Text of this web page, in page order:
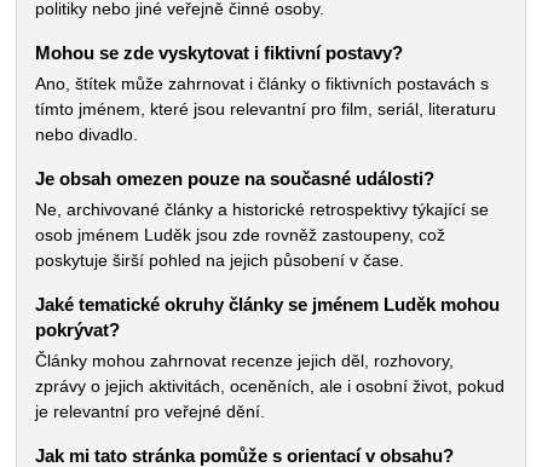
politiky nebo jiné veřejně činné osoby.
Mohou se zde vyskytovat i fiktivní postavy?
Ano, štítek může zahrnovat i články o fiktivních postavách s
tímto jménem, které jsou relevantní pro film, seriál,
literaturu nebo divadlo.
Je obsah omezen pouze na současné události?
Ne, archivované články a historické retrospektivy týkající
se osob jménem Luděk jsou zde rovněž zastoupeny, což
poskytuje širší pohled na jejich působení v čase.
Jaké tematické okruhy články se jménem Luděk
mohou pokrývat?
Články mohou zahrnovat recenze jejich děl, rozhovory,
zprávy o jejich aktivitách, oceněních, ale i osobní život,
pokud je relevantní pro veřejné dění.
Jak mi tato stránka pomůže s orientací v obsahu?